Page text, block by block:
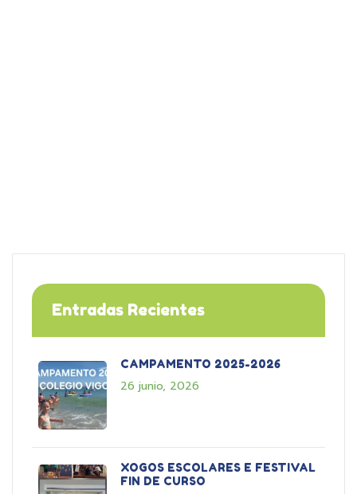
Entradas Recientes
CAMPAMENTO 2025-2026
26 junio, 2026
XOGOS ESCOLARES E FESTIVAL
FIN DE CURSO